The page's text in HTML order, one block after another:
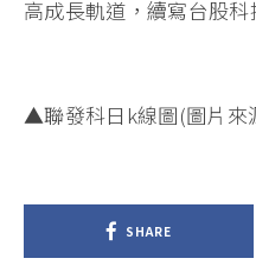
高成長軌道，續寫台股科
▲聯發科日k線圖(圖片來
SHARE